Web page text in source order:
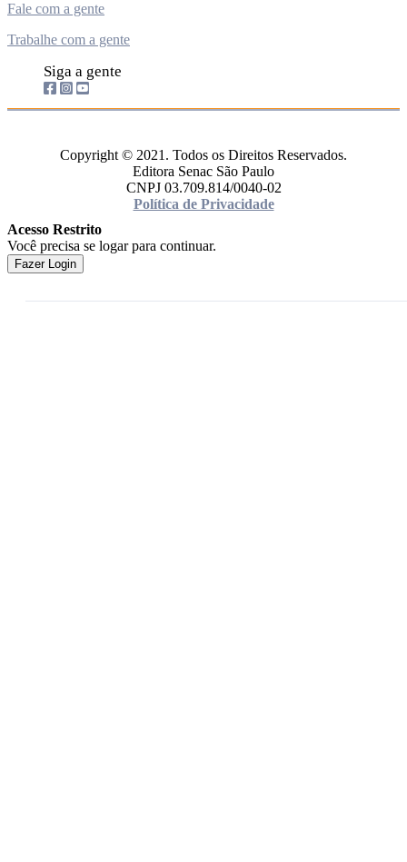
Fale com a gente
Trabalhe com a gente
Siga a gente
Copyright © 2021. Todos os Direitos Reservados.
Editora Senac São Paulo
CNPJ 03.709.814/0040-02
Política de Privacidade
Acesso Restrito
Você precisa se logar para continuar.
Fazer Login